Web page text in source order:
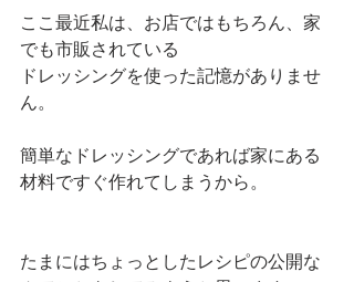
ここ最近私は、お店ではもちろん、家
でも市販されている
ドレッシングを使った記憶がありませ
ん。
簡単なドレッシングであれば家にある
材料ですぐ作れてしまうから。
たまにはちょっとしたレシピの公開な